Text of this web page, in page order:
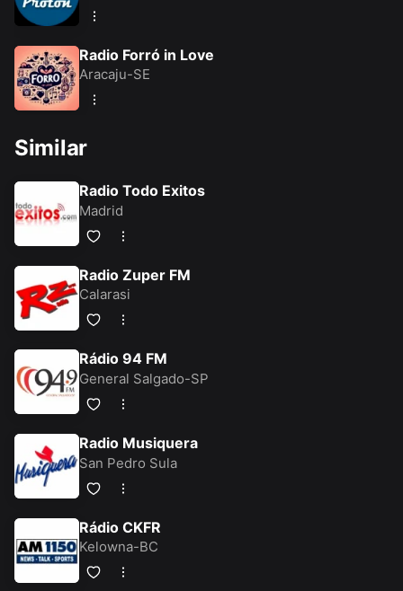
Radio Forró in Love
Aracaju-SE
Similar
Radio Todo Exitos
Madrid
Radio Zuper FM
Calarasi
Rádio 94 FM
General Salgado-SP
Radio Musiquera
San Pedro Sula
Rádio CKFR
Kelowna-BC